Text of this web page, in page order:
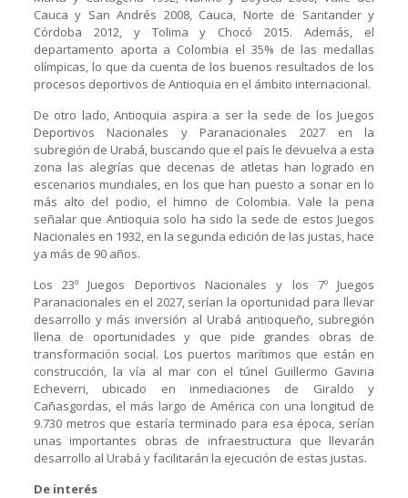
Cauca y San Andrés 2008, Cauca, Norte de Santander y
Córdoba 2012, y Tolima y Chocó 2015. Además, el
departamento aporta a Colombia el 35% de las medallas
olímpicas, lo que da cuenta de los buenos resultados de los
procesos deportivos de Antioquia en el ámbito internacional.
De otro lado, Antioquia aspira a ser la sede de los Juegos
Deportivos Nacionales y Paranacionales 2027 en la
subregión de Urabá, buscando que el país le devuelva a esta
zona las alegrías que decenas de atletas han logrado en
escenarios mundiales, en los que han puesto a sonar en lo
más alto del podio, el himno de Colombia. Vale la pena
señalar que Antioquia solo ha sido la sede de estos Juegos
Nacionales en 1932, en la segunda edición de las justas, hace
ya más de 90 años.
Los 23º Juegos Deportivos Nacionales y los 7º Juegos
Paranacionales en el 2027, serían la oportunidad para llevar
desarrollo y más inversión al Urabá antioqueño, subregión
llena de oportunidades y que pide grandes obras de
transformación social. Los puertos marítimos que están en
construcción, la vía al mar con el túnel Guillermo Gaviria
Echeverri, ubicado en inmediaciones de Giraldo y
Cañasgordas, el más largo de América con una longitud de
9.730 metros que estaría terminado para esa época, serían
unas importantes obras de infraestructura que llevarán
desarrollo al Urabá y facilitarán la ejecución de estas justas.
De interés